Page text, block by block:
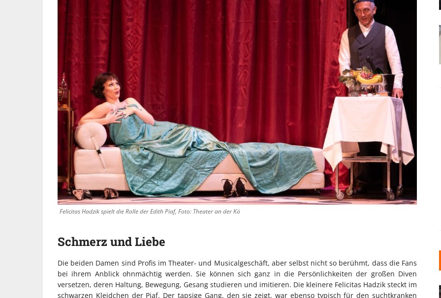
Felicitas Hadzik spielt die Rolle der Edith Piaf, Foto: Theater an der Kö
Schmerz und Liebe
Die beiden Damen sind Profis im Theater- und Musicalgeschäft, aber selbst nicht so berühmt, dass die Fans
bei ihrem Anblick ohnmächtig werden. Sie können sich ganz in die Persönlichkeiten der großen Diven
versetzen, deren Haltung, Bewegung, Gesang studieren und imitieren. Die kleinere Felicitas Hadzik steckt im
schwarzen Kleidchen der Piaf. Der tapsige Gang, den sie zeigt, war ebenso typisch für den suchtkranken